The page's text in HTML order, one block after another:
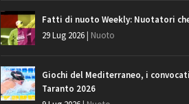
Fatti di nuoto Weekly: Nuotatori
29 Lug 2026| Nuoto
Giochi del Mediterraneo, i
Taranto 2026